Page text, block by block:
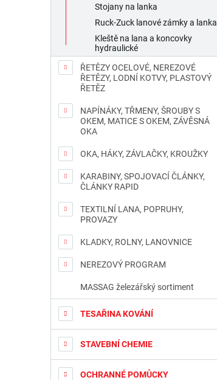
Stojany na lanka
Ruck-Zuck lanové zámky a lanka
Kleště na lana a koncovky
hydraulické
ŘETĚZY OCELOVÉ, NEREZOVÉ
ŘETĚZY, LODNÍ KOTVY, PLASTOVÝ
ŘETĚZ
NAPÍNÁKY, TŘMENY, ŠROUBY S
OKEM, MATICE S OKEM, ZÁVĚSNÁ
OKA
OKA, HÁKY, ZÁVLAČKY, KROUŽKY
KARABINY, SPOJOVACÍ ČLÁNKY,
ČLÁNKY RAPID
TEXTILNÍ LANA, POPRUHY,
PROVAZY
KLADKY, ROLNY, LANOVNICE
NEREZOVÝ PROGRAM
MASSAG železářský sortiment
TESAŘINA KOVÁNÍ
STAVEBNÍ CHEMIE
OCHRANNÉ POMŮCKY